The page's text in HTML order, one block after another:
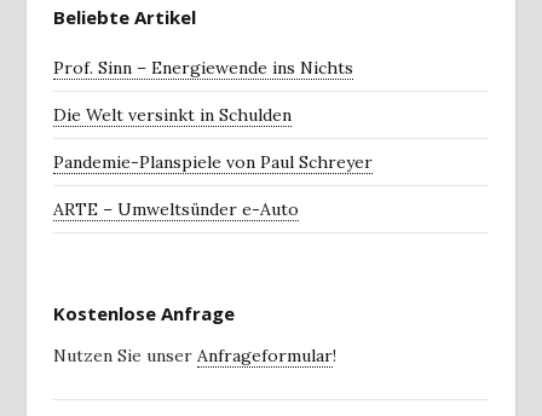
Beliebte Artikel
Prof. Sinn – Energiewende ins Nichts
Die Welt versinkt in Schulden
Pandemie-Planspiele von Paul Schreyer
ARTE – Umweltsünder e-Auto
Kostenlose Anfrage
Nutzen Sie unser Anfrageformular!